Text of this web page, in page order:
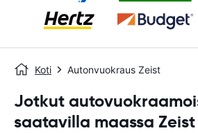
Koti Autonvuokraus Zeist
Jotkut
saatavilla maassa Zeist